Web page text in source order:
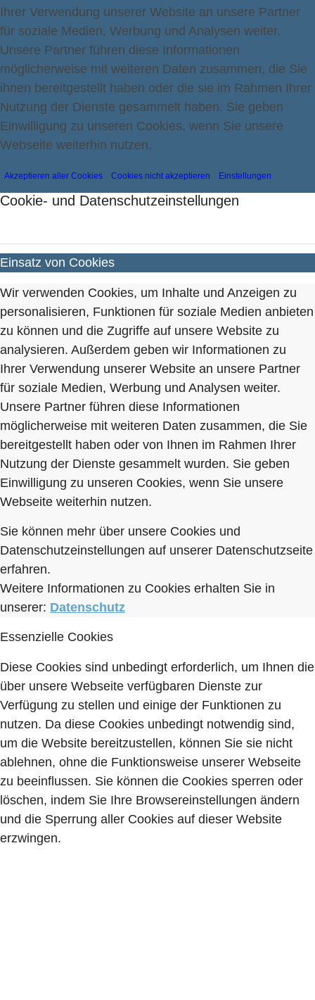
Ihrer Verwendung unserer Website an unsere Partner
für soziale Medien, Werbung und Analysen weiter.
Unsere Partner führen diese Informationen
möglicherweise mit weiteren Daten zusammen, die Sie
ihnen bereitgestellt haben oder die sie im Rahmen Ihrer
Nutzung der Dienste gesammelt haben. Sie geben
Einwilligung zu unseren Cookies, wenn Sie unsere
Webseite weiterhin nutzen.
Akzeptieren aller Cookies Cookies nicht akzeptieren Einstellungen
Cookie- und Datenschutzeinstellungen
Einsatz von Cookies
Wir verwenden Cookies, um Inhalte und Anzeigen zu
personalisieren, Funktionen für soziale Medien anbieten
zu können und die Zugriffe auf unsere Website zu
analysieren. Außerdem geben wir Informationen zu
Ihrer Verwendung unserer Website an unsere Partner
für soziale Medien, Werbung und Analysen weiter.
Unsere Partner führen diese Informationen
möglicherweise mit weiteren Daten zusammen, die Sie
bereitgestellt haben oder von Ihnen im Rahmen Ihrer
Nutzung der Dienste gesammelt wurden. Sie geben
Einwilligung zu unseren Cookies, wenn Sie unsere
Webseite weiterhin nutzen.
Sie können mehr über unsere Cookies und
Datenschutzeinstellungen auf unserer Datenschutzseite
erfahren.
Weitere Informationen zu Cookies erhalten Sie in
unserer: Datenschutz
Essenzielle Cookies
Diese Cookies sind unbedingt erforderlich, um Ihnen die
über unsere Webseite verfügbaren Dienste zur
Verfügung zu stellen und einige der Funktionen zu
nutzen. Da diese Cookies unbedingt notwendig sind,
um die Website bereitzustellen, können Sie sie nicht
ablehnen, ohne die Funktionsweise unserer Webseite
zu beeinflussen. Sie können die Cookies sperren oder
löschen, indem Sie Ihre Browsereinstellungen ändern
und die Sperrung aller Cookies auf dieser Website
erzwingen.